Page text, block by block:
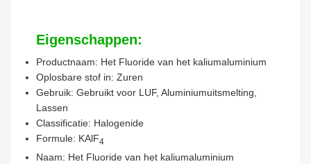
Eigenschappen:
Productnaam: Het Fluoride van het kaliumaluminium
Oplosbare stof in: Zuren
Gebruik: Gebruikt voor LUF, Aluminiumuitsmelting,
Lassen
Classificatie: Halogenide
Formule: KAlF4
Naam: Het Fluoride van het kaliumaluminium